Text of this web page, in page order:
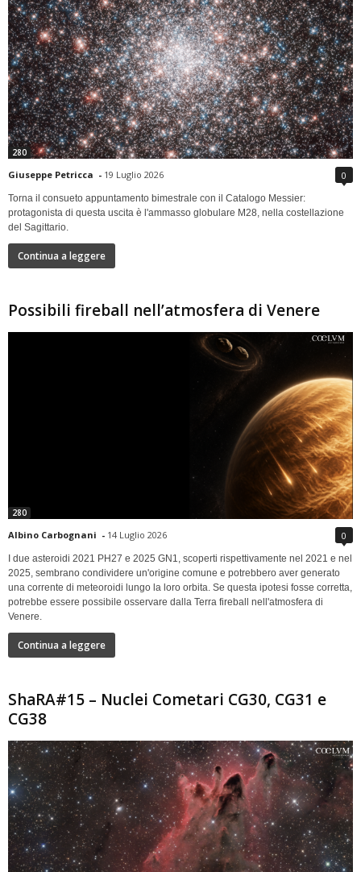
280
Giuseppe Petricca - 19 Luglio 2026 0
Torna il consueto appuntamento bimestrale con il Catalogo Messier:
protagonista di questa uscita è l'ammasso globulare M28, nella costellazione
del Sagittario.
Continua a leggere
Possibili fireball nell’atmosfera di Venere
280
Albino Carbognani - 14 Luglio 2026 0
I due asteroidi 2021 PH27 e 2025 GN1, scoperti rispettivamente nel 2021 e nel
2025, sembrano condividere un'origine comune e potrebbero aver generato
una corrente di meteoroidi lungo la loro orbita. Se questa ipotesi fosse corretta,
potrebbe essere possibile osservare dalla Terra fireball nell'atmosfera di
Venere.
Continua a leggere
ShaRA#15 – Nuclei Cometari CG30, CG31 e
CG38